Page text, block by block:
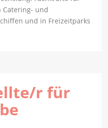
Catering- und
und in Freizeitparks
r für